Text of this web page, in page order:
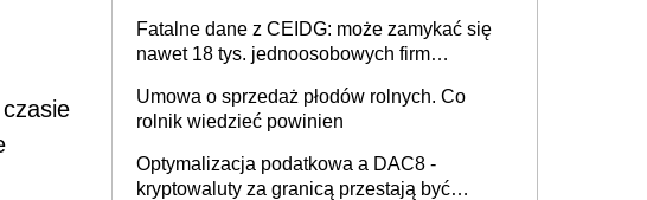
Fatalne dane z CEIDG: może zamykać się
nawet 18 tys. jednoosobowych firm
Umowa o sprzedaż płodów rolnych. Co
rolnik wiedzieć powinien
Optymalizacja podatkowa a DAC8 -
kryptowaluty za granicą przestają być